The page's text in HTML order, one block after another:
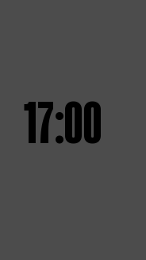
17:00